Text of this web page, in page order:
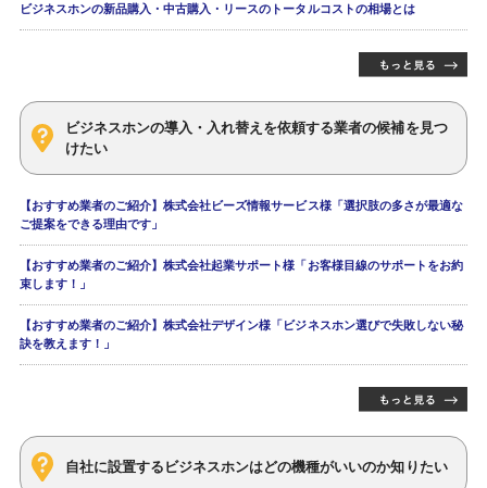
ビジネスホンの新品購入・中古購入・リースのトータルコストの相場とは
ビジネスホンの導入・入れ替えを依頼する業者の候補を見つ
けたい
【おすすめ業者のご紹介】株式会社ビーズ情報サービス様「選択肢の多さが最適な
ご提案をできる理由です」
【おすすめ業者のご紹介】株式会社起業サポート様「お客様目線のサポートをお約
束します！」
【おすすめ業者のご紹介】株式会社デザイン様「ビジネスホン選びで失敗しない秘
訣を教えます！」
自社に設置するビジネスホンはどの機種がいいのか知りたい